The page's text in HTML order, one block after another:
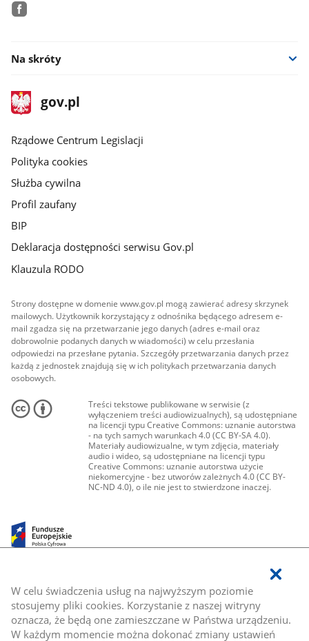
W celu świadczenia usług na najwyższym poziomie
stosujemy pliki cookies. Korzystanie z naszej witryny
oznacza, że będą one zamieszczane w Państwa urządzeniu.
W każdym momencie można dokonać zmiany ustawień
Na skróty
stopka
gov.plStrona
gov.pl
Rządowe Centrum Legislacji
Polityka cookies
Służba cywilna
Profil zaufany
BIP
Deklaracja dostępności serwisu Gov.pl
Klauzula RODO
Strony dostępne w domenie www.gov.pl mogą zawierać adresy skrzynek
mailowych. Użytkownik korzystający z odnośnika będącego adresem e-
mail zgadza się na przetwarzanie jego danych (adres e-mail oraz
dobrowolnie podanych danych w wiadomości) w celu przesłania
odpowiedzi na przesłane pytania. Szczegóły przetwarzania danych przez
każdą z jednostek znajdują się w ich politykach przetwarzania danych
osobowych.
Treści tekstowe publikowane w serwisie (z
wyłączeniem treści audiowizualnych), są udostępniane
na licencji typu Creative Commons: uznanie autorstwa
- na tych samych warunkach 4.0 (CC BY-SA 4.0).
Materiały audiowizualne, w tym zdjęcia, materiały
audio i wideo, są udostępniane na licencji typu
Creative Commons: uznanie autorstwa użycie
niekomercyjne - bez utworów zależnych 4.0 (CC BY-
NC-ND 4.0), o ile nie jest to stwierdzone inaczej.